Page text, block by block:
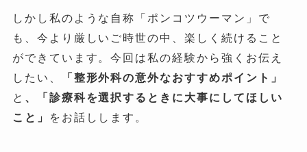
しかし私のような自称「ポンコツウーマン」で
も、今より厳しいご時世の中、楽しく続けること
ができています。今回は私の経験から強くお伝え
したい、
「整形外科の意外なおすすめポイント」
と 、「診療科を選択するときに大事にしてほしい
こと」
をお話しします。